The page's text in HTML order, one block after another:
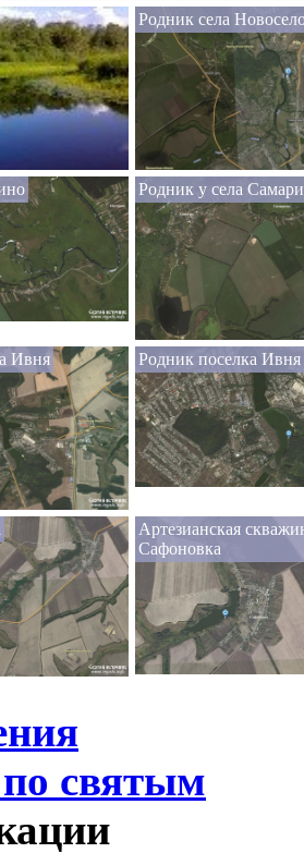
Родник села
Родник у села
Ивня Родник поселка Ивня
Артезианская
Сафоновка
святым